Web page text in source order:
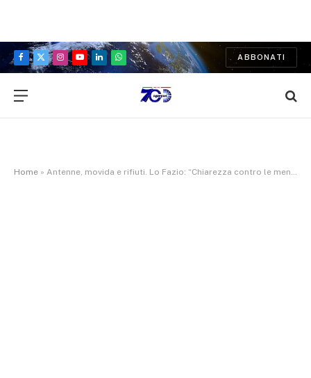
Facebook
X
Instagram
YouTubeLinkedInWhatsApp
ABBONATI
Home » Antenne, movida e rifiuti. Lo Fazio: “Chiarezza contro le menzogne